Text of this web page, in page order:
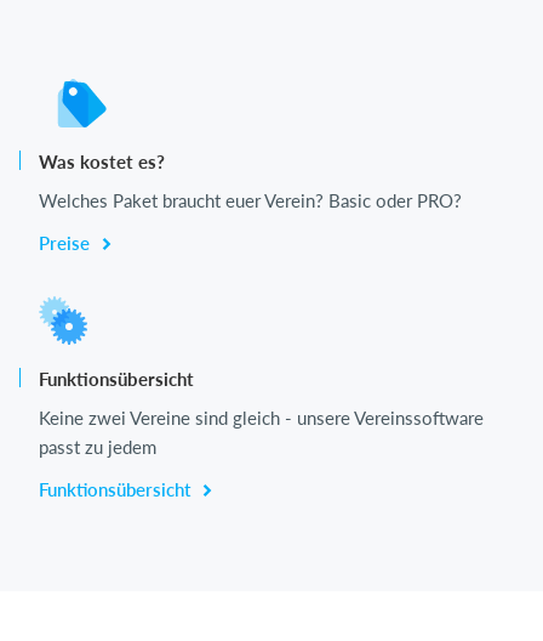
Was kostet es?
Welches Paket braucht euer Verein? Basic oder PRO?
Preise
Funktionsübersicht
Keine zwei Vereine sind gleich - unsere Vereinssoftware
passt zu jedem
Funktionsübersicht